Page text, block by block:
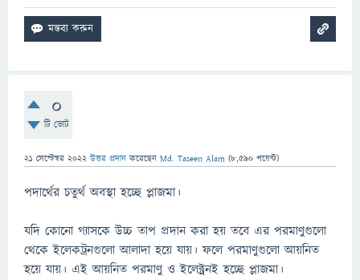
0
টি ভোট
21 সেপ্টেম্বর 2022 উত্তর প্রদান করেছেন Md. Taseen Alam (8,590 পয়েন্ট)
পদার্থের চতুর্থ অবস্থা হচ্ছে প্লাজমা।
যদি কোনো গ্যাসকে উচ্চ তাপ প্রদান করা হয় তবে এর পরমাণুগুলো
থেকে ইলেকট্রনগুলো আলাদা হয়ে যায়। ফলে পরমাণুগুলো আয়নিত
হয়ে যায়। এই আয়নিত পরমাণু ও ইলেক্ট্রনই হচ্ছে প্লাজমা।